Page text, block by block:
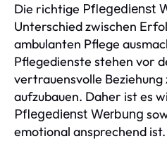
Die richtige Pflegedienst
Unterschied zwischen
ambulanten Pflege
Pflegedienste stehen vor
vertrauensvolle Beziehung
aufzubauen. Daher ist es
Pflegedienst Werbung
emotional ansprechend ist.